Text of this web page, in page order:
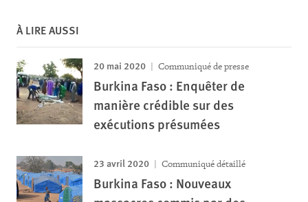
À LIRE AUSSI
20 mai 2020 Communiqué de presse
Burkina Faso : Enquêter de
manière crédible sur des
exécutions présumées
23 avril 2020 Communiqué détaillé
Burkina Faso : Nouveaux